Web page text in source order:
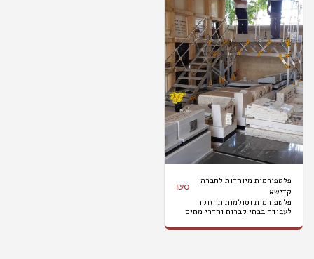
פלטפורמות מיוחדות לחברה
קדישא
₪0
פלטפורמות וסולמות תחזוקה
לעבודה בבתי קברות וחדרי מתים